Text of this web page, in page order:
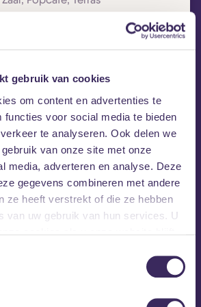
gebruik van cookies
om content en advertenties te
functies voor social media te bieden
te analyseren. Ook delen we
van onze site met onze
media, adverteren en analyse. Deze
gegevens combineren met andere
ze heeft verstrekt of die ze hebben
van uw gebruik van hun services. U
verlopen
komt jong en oud samen
een warm, kleurrijk en
voor het hele gezin. Met